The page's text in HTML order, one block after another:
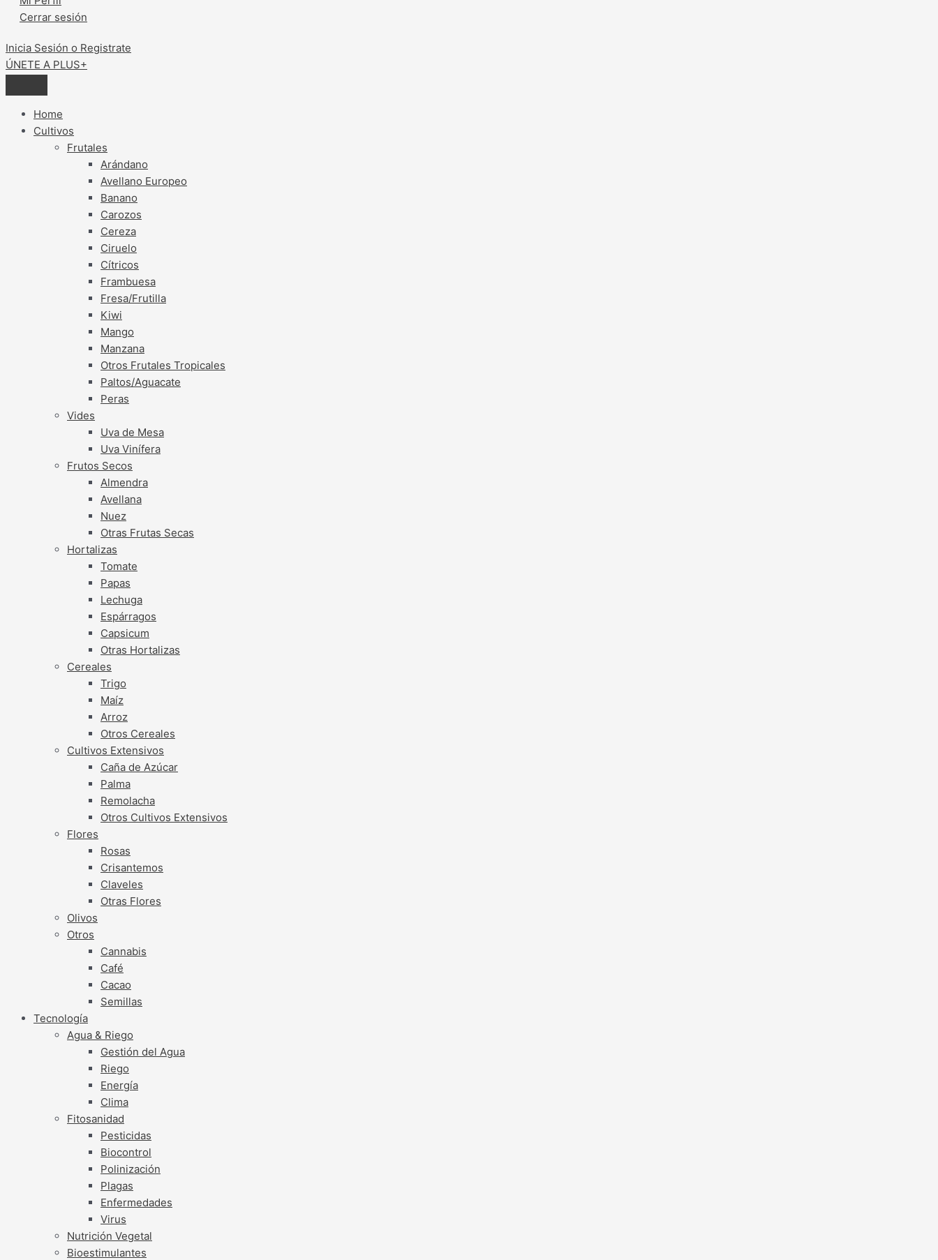
Cerrar sesión
Inicia Sesión o Registrate
ÚNETE A PLUS+
Home
Cultivos
Frutales
Arándano
Avellano Europeo
Banano
Carozos
Cereza
Ciruelo
Cítricos
Frambuesa
Fresa/Frutilla
Kiwi
Mango
Manzana
Otros Frutales Tropicales
Paltos/Aguacate
Peras
Vides
Uva de Mesa
Uva Vinífera
Frutos Secos
Almendra
Avellana
Nuez
Otras Frutas Secas
Hortalizas
Tomate
Papas
Lechuga
Espárragos
Capsicum
Otras Hortalizas
Cereales
Trigo
Maíz
Arroz
Otros Cereales
Cultivos Extensivos
Caña de Azúcar
Palma
Remolacha
Otros Cultivos Extensivos
Flores
Rosas
Crisantemos
Claveles
Otras Flores
Olivos
Otros
Cannabis
Café
Cacao
Semillas
Tecnología
Agua & Riego
Gestión del Agua
Riego
Energía
Clima
Fitosanidad
Pesticidas
Biocontrol
Polinización
Plagas
Enfermedades
Virus
Nutrición Vegetal
Bioestimulantes